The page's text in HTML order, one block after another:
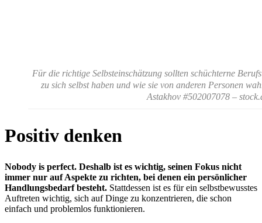
Für die richtige Selbsteinschätzung sollten schüchterne
zu sich selbst haben und wie sie von anderen Personen
Astakhov #502007078 –
Positiv denken
Nobody is perfect. Deshalb ist es wichtig, seinen Fokus nicht
immer nur auf Aspekte zu richten, bei denen ein persönlicher
Handlungsbedarf besteht. Stattdessen ist es für ein selbstbewusstes
Auftreten wichtig, sich auf Dinge zu konzentrieren, die schon
einfach und problemlos funktionieren.